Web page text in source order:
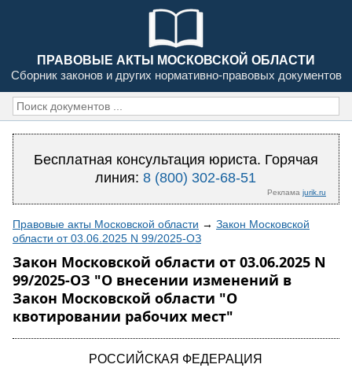
ПРАВОВЫЕ АКТЫ МОСКОВСКОЙ ОБЛАСТИ
Сборник законов и других нормативно-правовых документов
Бесплатная консультация юриста. Горячая
линия:8 (800) 302-68-51
Реклама jurik.ru
Правовые акты Московской области → Закон Московской
области от 03.06.2025 N 99/2025-ОЗ
Закон Московской области от 03.06.2025 N
99/2025-ОЗ "О внесении изменений в
Закон Московской области "О
квотировании рабочих мест"
РОССИЙСКАЯ ФЕДЕРАЦИЯ